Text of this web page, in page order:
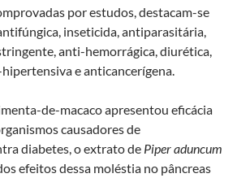
por estudos, destacam-se
inseticida, antiparasitária,
anti-hemorrágica, diurética,
e anticancerígena.
de-macaco apresentou eficácia
causadores de
diabetes, o extrato de Piper aduncum
efeitos dessa moléstia no pâncreas